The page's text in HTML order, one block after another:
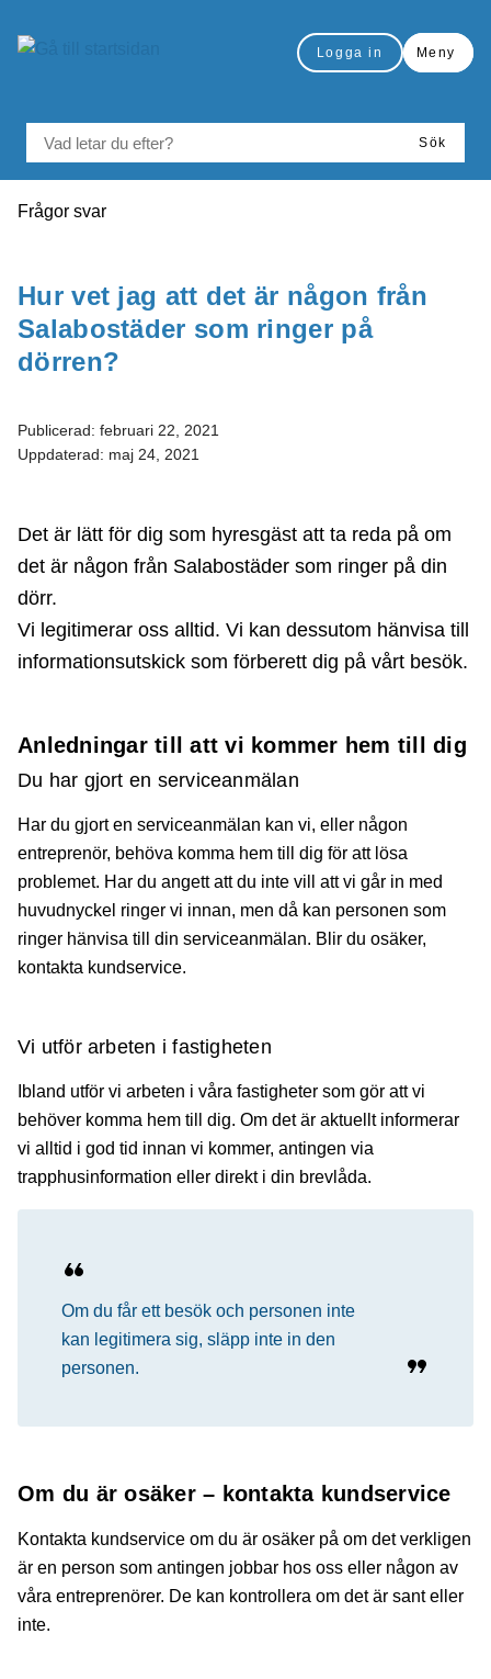
Logga in Meny
Sök
Du är här:
Frågor svar
Hur vet jag att det är någon från
Salabostäder som ringer på
dörren?
Publicerad: februari 22, 2021
Uppdaterad: maj 24, 2021
Det är lätt för dig som hyresgäst att ta reda på om
det är någon från Salabostäder som ringer på din
dörr.
Vi legitimerar oss alltid. Vi kan dessutom hänvisa till
informationsutskick som förberett dig på vårt besök.
Anledningar till att vi kommer hem till dig
Du har gjort en serviceanmälan
Har du gjort en serviceanmälan kan vi, eller någon
entreprenör, behöva komma hem till dig för att lösa
problemet. Har du angett att du inte vill att vi går in med
huvudnyckel ringer vi innan, men då kan personen som
ringer hänvisa till din serviceanmälan. Blir du osäker,
kontakta kundservice.
Vi utför arbeten i fastigheten
Ibland utför vi arbeten i våra fastigheter som gör att vi
behöver komma hem till dig. Om det är aktuellt informerar
vi alltid i god tid innan vi kommer, antingen via
trapphusinformation eller direkt i din brevlåda.
Om du får ett besök och personen inte
kan legitimera sig, släpp inte in den
personen.
Om du är osäker – kontakta kundservice
Kontakta kundservice om du är osäker på om det verkligen
är en person som antingen jobbar hos oss eller någon av
våra entreprenörer. De kan kontrollera om det är sant eller
inte.